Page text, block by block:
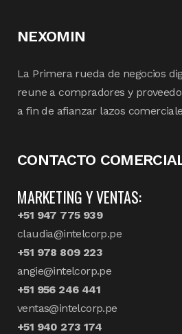
NEXOMIN
La Primera rueda de negocios
reune a compradores y
a fin de afianzar lazos
CONTACTO
MARKETING Y VENTAS:
+51 947 775 939
claudia@intelcorp.pe
+51 978 809 223
angie@intelcorp.pe
+51 956 246 441
ventas@intelcorp.pe
+51 940 273 174